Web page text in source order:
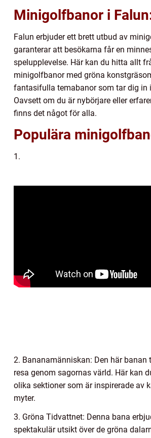
Minigolfbanor i
Falun erbjuder ett brett utbud av
garanterar att besökarna får en
spelupplevelse. Här kan du hitta allt
minigolfbanor med gröna
fantasifulla temabanor som tar dig in
Oavsett om du är nybörjare eller
finns det något för alla.
Populära
1.
2. Bananamänniskan: Den här banan
resa genom sagornas värld. Här kan
olika sektioner som är inspirerade av
myter.
3. Gröna Tidvattnet: Denna bana
spektakulär utsikt över de gröna